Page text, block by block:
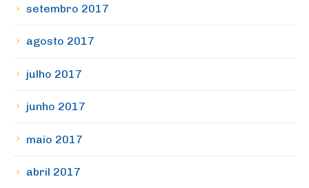
setembro 2017
agosto 2017
julho 2017
junho 2017
maio 2017
abril 2017